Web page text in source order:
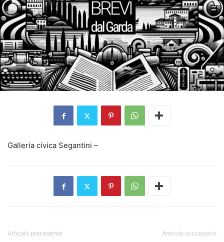
Galleria civica Segantini –
Articolo precedente Articolo successivo